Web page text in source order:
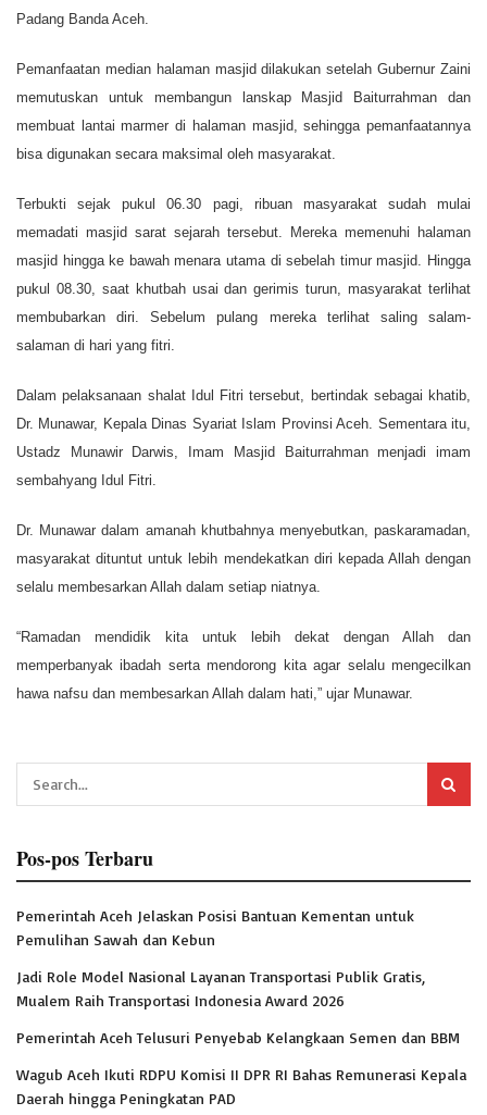
Padang Banda Aceh.
Pemanfaatan median halaman masjid dilakukan setelah Gubernur Zaini
memutuskan untuk membangun lanskap Masjid Baiturrahman dan
membuat lantai marmer di halaman masjid, sehingga pemanfaatannya
bisa digunakan secara maksimal oleh masyarakat.
Terbukti sejak pukul 06.30 pagi, ribuan masyarakat sudah mulai
memadati masjid sarat sejarah tersebut. Mereka memenuhi halaman
masjid hingga ke bawah menara utama di sebelah timur masjid. Hingga
pukul 08.30, saat khutbah usai dan gerimis turun, masyarakat terlihat
membubarkan diri. Sebelum pulang mereka terlihat saling salam-
salaman di hari yang fitri.
Dalam pelaksanaan shalat Idul Fitri tersebut, bertindak sebagai khatib,
Dr. Munawar, Kepala Dinas Syariat Islam Provinsi Aceh. Sementara itu,
Ustadz Munawir Darwis, Imam Masjid Baiturrahman menjadi imam
sembahyang Idul Fitri.
Dr. Munawar dalam amanah khutbahnya menyebutkan, paskaramadan,
masyarakat dituntut untuk lebih mendekatkan diri kepada Allah dengan
selalu membesarkan Allah dalam setiap niatnya.
“Ramadan mendidik kita untuk lebih dekat dengan Allah dan
memperbanyak ibadah serta mendorong kita agar selalu mengecilkan
hawa nafsu dan membesarkan Allah dalam hati,” ujar Munawar.
Pos-pos Terbaru
Pemerintah Aceh Jelaskan Posisi Bantuan Kementan untuk
Pemulihan Sawah dan Kebun
Jadi Role Model Nasional Layanan Transportasi Publik Gratis,
Mualem Raih Transportasi Indonesia Award 2026
Pemerintah Aceh Telusuri Penyebab Kelangkaan Semen dan BBM
Wagub Aceh Ikuti RDPU Komisi II DPR RI Bahas Remunerasi Kepala
Daerah hingga Peningkatan PAD